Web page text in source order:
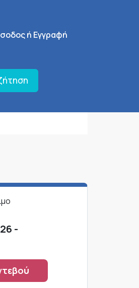
Menu ή Εγγραφή
-